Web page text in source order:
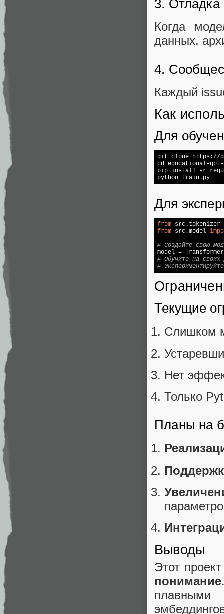
3.
Когда
данных,
4.
Каждый
Как
Для
git clone https://
cd educational-gpt-
pip install -r
Для
from src.tokenizer
from src.model
# Создайте свою
model =
# Обучите на своих
#
Текущие
Слишком
Нет
Только
Планы на
Выводы
Этот
понимание